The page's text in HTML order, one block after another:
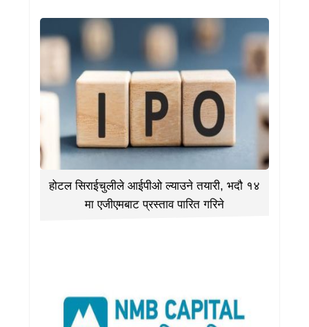
होटल सिराईचुलीले आईपीओ ल्याउने तयारी, भदौ १४
मा एजीएमबाट प्रस्ताव पारित गरिने